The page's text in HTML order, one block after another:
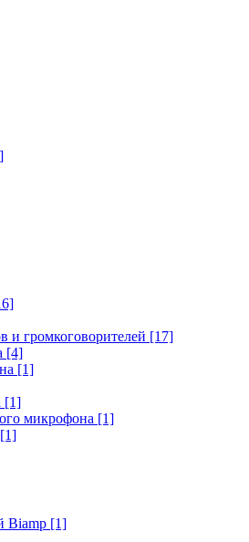
громкоговорителей [17]
[4]
[1]
[1]
микрофона [1]
[1]
Biamp [1]